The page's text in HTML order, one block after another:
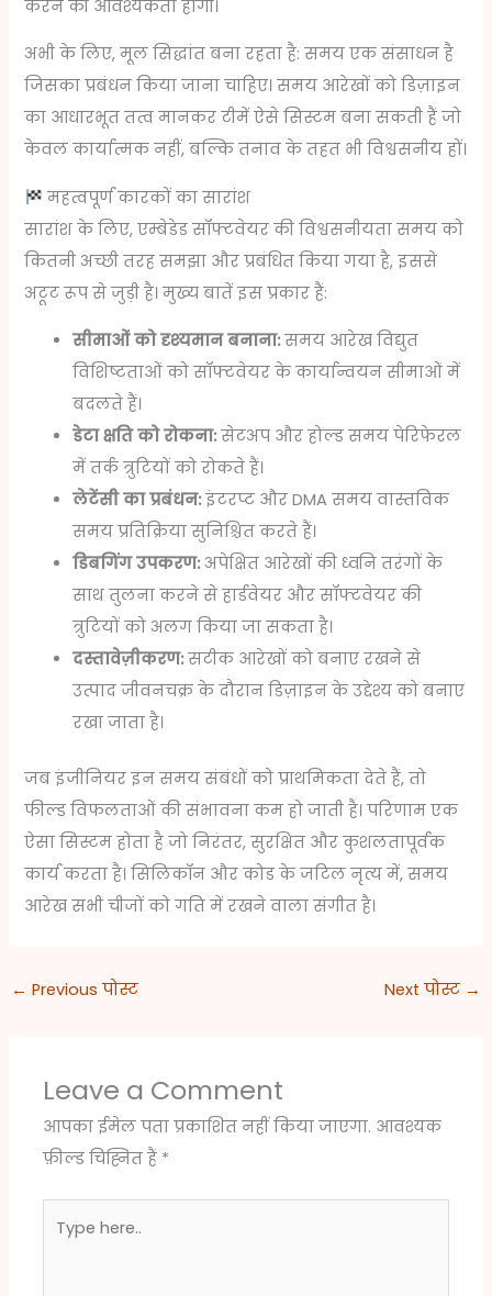
करने की आवश्यकता होगी।
अभी के लिए, मूल सिद्धांत बना रहता है: समय एक संसाधन है
जिसका प्रबंधन किया जाना चाहिए। समय आरेखों को डिज़ाइन
का आधारभूत तत्व मानकर टीमें ऐसे सिस्टम बना सकती हैं जो
केवल कार्यात्मक नहीं, बल्कि तनाव के तहत भी विश्वसनीय हों।
महत्वपूर्ण कारकों का सारांश
सारांश के लिए, एम्बेडेड सॉफ्टवेयर की विश्वसनीयता समय को
कितनी अच्छी तरह समझा और प्रबंधित किया गया है, इससे
अटूट रूप से जुड़ी है। मुख्य बातें इस प्रकार हैं:
सीमाओं को दृश्यमान बनाना:समय आरेख विद्युत
विशिष्टताओं को सॉफ्टवेयर के कार्यान्वयन सीमाओं में
बदलते हैं।
डेटा क्षति को रोकना:सेटअप और होल्ड समय पेरिफेरल
में तर्क त्रुटियों को रोकते हैं।
लेटेंसी का प्रबंधन:इंटरप्ट और DMA समय वास्तविक
समय प्रतिक्रिया सुनिश्चित करते हैं।
डिबगिंग उपकरण:अपेक्षित आरेखों की ध्वनि तरंगों के
साथ तुलना करने से हार्डवेयर और सॉफ्टवेयर की
त्रुटियों को अलग किया जा सकता है।
दस्तावेज़ीकरण:सटीक आरेखों को बनाए रखने से
उत्पाद जीवनचक्र के दौरान डिज़ाइन के उद्देश्य को बनाए
रखा जाता है।
जब इंजीनियर इन समय संबंधों को प्राथमिकता देते हैं, तो
फील्ड विफलताओं की संभावना कम हो जाती है। परिणाम एक
ऐसा सिस्टम होता है जो निरंतर, सुरक्षित और कुशलतापूर्वक
कार्य करता है। सिलिकॉन और कोड के जटिल नृत्य में, समय
आरेख सभी चीजों को गति में रखने वाला संगीत है।
← Previous पोस्ट Next पोस्ट →
Leave a Comment
आपका ईमेल पता प्रकाशित नहीं किया जाएगा. आवश्यक
फ़ील्ड चिह्नित हैं *